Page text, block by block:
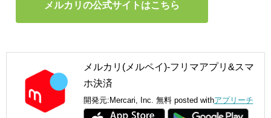
メルカリの公式サイトはこちら
メルカリ(メルペイ)-フリマアプリ&スマ
ホ決済
開発元: Mercari, Inc. 無料 posted withアプリーチ